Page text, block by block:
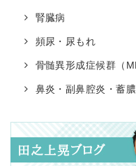
腎臓病
頻尿・尿もれ
骨髄異形成症候群（
鼻炎・副鼻腔炎・蓄